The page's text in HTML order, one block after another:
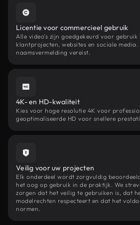
Licentie voor commercieel gebruik
Alle video's zijn goedgekeurd voor gebruik
klantprojecten, websites en sociale media.
naamsvermelding vereist.
4K- en HD-kwaliteit
Kies voor hoge resolutie 4K voor
geoptimaliseerde HD voor snellere
Veilig voor uw projecten
Elk onderdeel wordt zorgvuldig
het oog op gebruik in de praktijk. We
zorgen dat het veilig te gebruiken is, dat
modelrechten respecteert en dat het
normen.